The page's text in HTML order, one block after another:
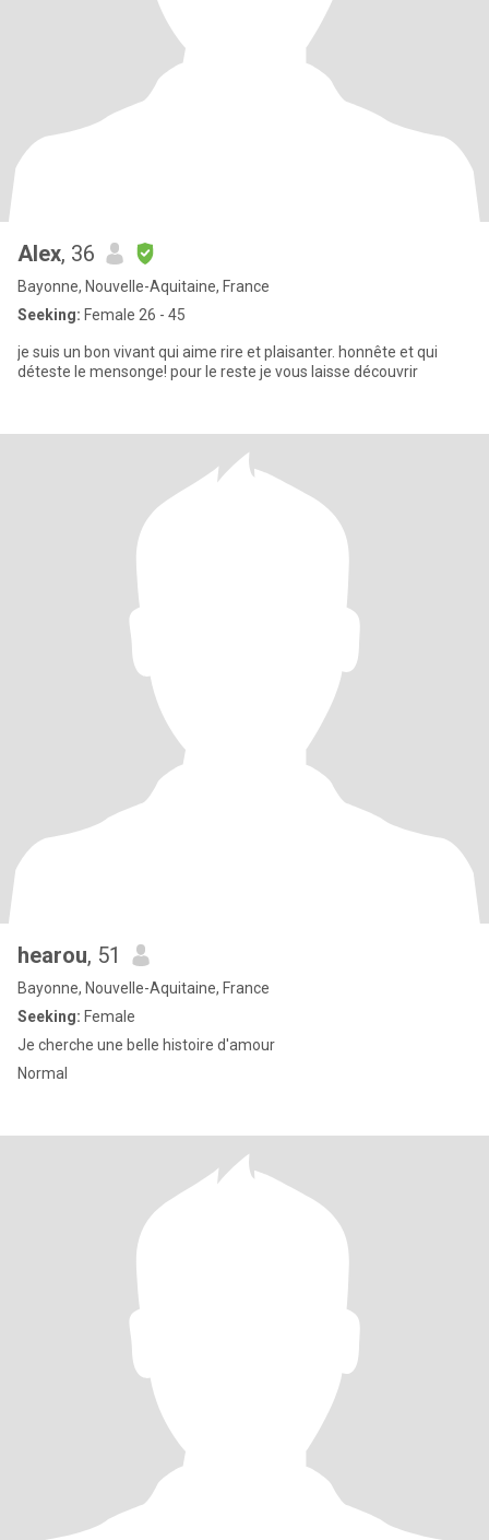
Alex, 36
Bayonne, Nouvelle-Aquitaine, France
Seeking: Female 26 - 45
je suis un bon vivant qui aime rire et plaisanter. honnête et qui
déteste le mensonge! pour le reste je vous laisse découvrir
hearou, 51
Bayonne, Nouvelle-Aquitaine, France
Seeking: Female
Je cherche une belle histoire d'amour
Normal